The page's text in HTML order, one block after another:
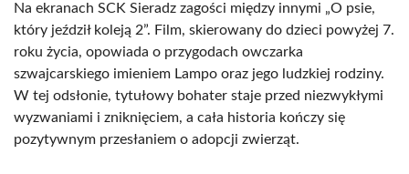
Na ekranach SCK Sieradz zagości między innymi „O psie,
który jeździł koleją 2”. Film, skierowany do dzieci powyżej 7.
roku życia, opowiada o przygodach owczarka
szwajcarskiego imieniem Lampo oraz jego ludzkiej rodziny.
W tej odsłonie, tytułowy bohater staje przed niezwykłymi
wyzwaniami i zniknięciem, a cała historia kończy się
pozytywnym przesłaniem o adopcji zwierząt.